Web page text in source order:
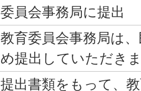
委員会事務局に提出
教育委員会事務局は
め提出していただき
提出書類をもって、